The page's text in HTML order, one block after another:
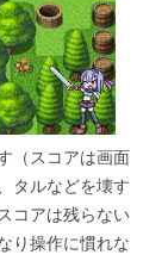
（スコアは画面
タルなどを壊す
コアは残らない
り操作に慣れな